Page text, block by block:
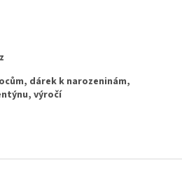
dárek k narozeninám,
výročí